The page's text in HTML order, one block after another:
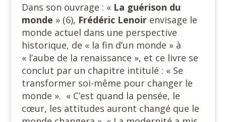
Dans son ouvrage : « La guérison du
monde » (6), Frédéric Lenoirenvisage le
monde actuel dans une perspective
historique, de « la fin d’un monde » à
« l’aube de la renaissance », et ce livre se
conclut par un chapitre intitulé : « Se
transformer soi-même pour changer le
monde ». « C’est quand la pensée, le
cœur, les attitudes auront changé que le